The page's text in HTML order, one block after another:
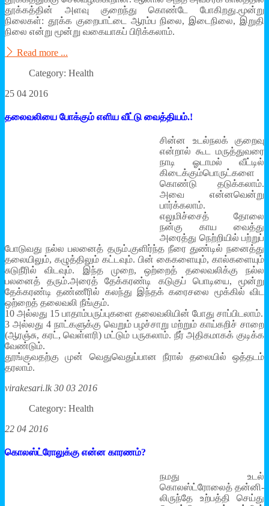
தூக்கத்தின் அளவு குறைந்து கொண்டே போகிறது.மூன்று
நிலைகள்: தூக்க குறைபாட்டை ஆரம்ப நிலை, இடைநிலை, இறுதி
நிலை என்று மூன்று வகையாகப் பிரிக்கலாம்.
Read more ...
Category: Health
25 04 2016
தலைவலியை போக்கும் எளிய வீட்டு வைத்தியம்.!
சின்ன உடல்நலக் குறைவு
என்றால் கூட மருத்துவரை
நாடி ஓடாமல் வீட்டில்
கிடைக்கும்பொருட்களை
கொண்டு தடுக்கலாம்.
அவை என்னவென்று
பார்க்கலாம்.
எலுமிச்சைத் தோலை
நன்கு காய வைத்து
அரைத்து நெற்றியில் பற்றுப்
போடுவது நல்ல பலனைத் தரும்.குளிர்ந்த நீரை துண்டில் நனைத்து
தலையிலும், கழுத்திலும் கட்டவும். பின் கைகளையும், கால்களையும்
சுடுநீரில் விடவும். இந்த முறை, ஒற்றைத் தலைவலிக்கு நல்ல
பலனைத் தரும்.அரைத் தேக்கரண்டி கடுகுப் பொடியை, மூன்று
தேக்கரண்டி தண்ணீரில் கலந்து இந்தக் கரைசலை மூக்கில் விட
ஒற்றைத் தலைவலி நீங்கும்.
10 அல்லது 15 பாதாம்பருப்புகளை தலைவலியின் போது சாப்பிடலாம்.
3 அல்லது 4 நாட்களுக்கு வெறும் பழச்சாறு மற்றும் காய்கறிச் சாறை
(ஆரஞ்சு, கரட், வெள்ளரி) மட்டும் பருகலாம். நீர் அதிகமாகக் குடிக்க
வேண்டும்.
தூங்குவதற்கு முன் வெதுவெதுப்பான நீரால் தலையில் ஒத்தடம்
தரலாம்.
virakesari.lk 30 03 2016
Category: Health
22 04 2016
கொலஸ்ட்ரோலுக்கு என்ன காரணம்?
நமது உடல்
கொலஸ்ட்ரோலைத் தன்­னி­
லி­ருந்தே உற்­பத்தி செய்து